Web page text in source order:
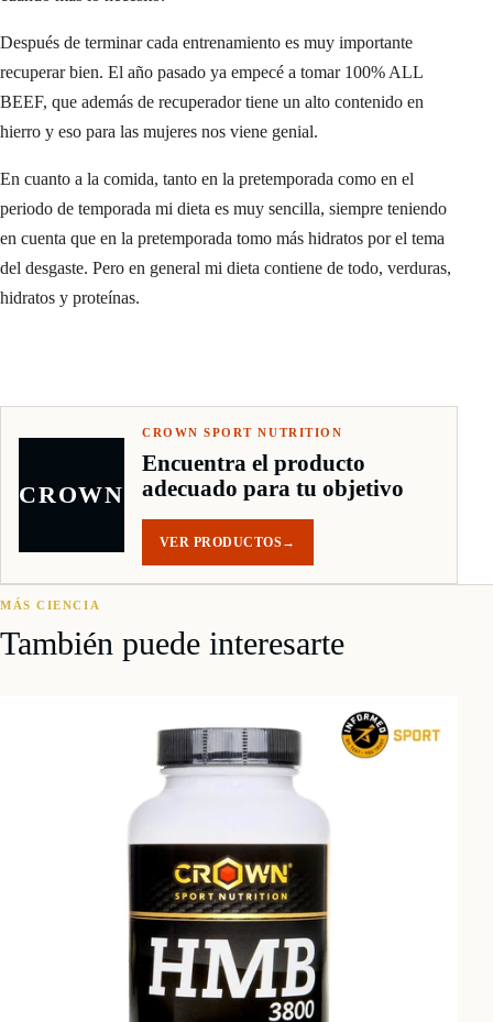
Después de terminar cada entrenamiento es muy importante
recuperar bien. El año pasado ya empecé a tomar 100% ALL
BEEF, que además de recuperador tiene un alto contenido en
hierro y eso para las mujeres nos viene genial.
En cuanto a la comida, tanto en la pretemporada como en el
periodo de temporada mi dieta es muy sencilla, siempre teniendo
en cuenta que en la pretemporada tomo más hidratos por el tema
del desgaste. Pero en general mi dieta contiene de todo, verduras,
hidratos y proteínas.
CROWN
CROWN SPORT NUTRITION
Encuentra el producto
adecuado para tu objetivo
VER PRODUCTOS→
MÁS CIENCIA
También puede interesarte